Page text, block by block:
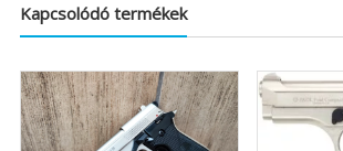
Kapcsolódó termékek